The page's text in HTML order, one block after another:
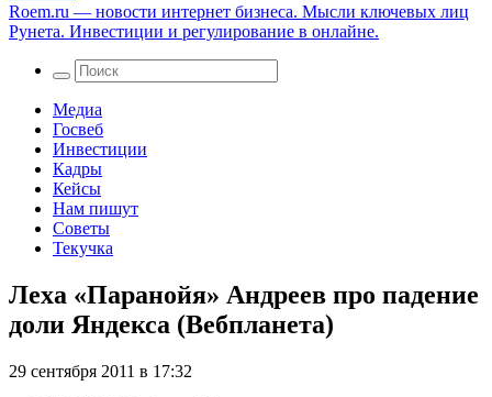
Roem.ru — новости интернет бизнеса. Мысли ключевых лиц
Рунета. Инвестиции и регулирование в онлайне.
Медиа
Госвеб
Инвестиции
Кадры
Кейсы
Нам пишут
Советы
Текучка
Леха «Паранойя» Андреев про падение
доли Яндекса (Вебпланета)
29 сентября 2011 в 17:32